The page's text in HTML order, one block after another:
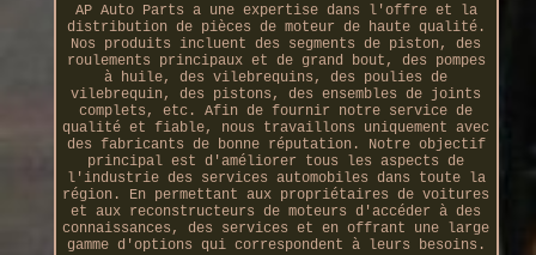
AP Auto Parts a une expertise dans l'offre et la
distribution de pièces de moteur de haute qualité.
Nos produits incluent des segments de piston, des
roulements principaux et de grand bout, des pompes
à huile, des vilebrequins, des poulies de
vilebrequin, des pistons, des ensembles de joints
complets, etc. Afin de fournir notre service de
qualité et fiable, nous travaillons uniquement avec
des fabricants de bonne réputation. Notre objectif
principal est d'améliorer tous les aspects de
l'industrie des services automobiles dans toute la
région. En permettant aux propriétaires de voitures
et aux reconstructeurs de moteurs d'accéder à des
connaissances, des services et en offrant une large
gamme d'options qui correspondent à leurs besoins.